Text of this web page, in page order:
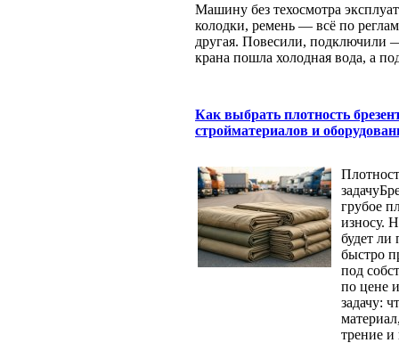
Машину без техосмотра
колодки, ремень — всё по
другая. Повесили, подключили
крана пошла холодная вода, а
Как выбрать плотность
стройматериалов и
грубое
износу.
будет ли
быстро
под
по цене
задачу:
трение и